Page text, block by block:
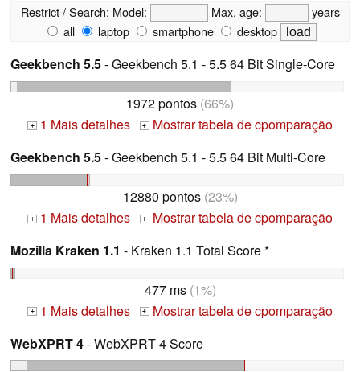
Restrict / Search: Model: Max. age:
years
all
laptop smartphone desktop
Geekbench 5.5- Geekbench 5.1 - 5.5 64 Bit Single-Core
1972 pontos (66%)
+ 1 Mais detalhes + Mostrar tabela de cpomparação
Geekbench 5.5- Geekbench 5.1 - 5.5 64 Bit Multi-Core
12880 pontos(23%)
+ 1 Mais detalhes + Mostrar tabela de cpomparação
Mozilla Kraken 1.1 - Kraken 1.1 Total Score *
477 ms(1%)
+ 1 Mais detalhes + Mostrar tabela de cpomparação
WebXPRT 4- WebXPRT 4 Score